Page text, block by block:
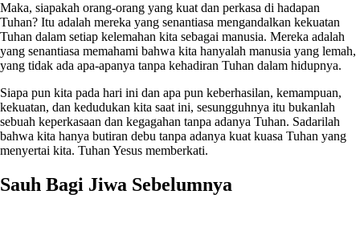
Maka, siapakah orang-orang yang kuat dan perkasa di hadapan
Tuhan? Itu adalah mereka yang senantiasa mengandalkan kekuatan
Tuhan dalam setiap kelemahan kita sebagai manusia. Mereka adalah
yang senantiasa memahami bahwa kita hanyalah manusia yang lemah,
yang tidak ada apa-apanya tanpa kehadiran Tuhan dalam hidupnya.
Siapa pun kita pada hari ini dan apa pun keberhasilan, kemampuan,
kekuatan, dan kedudukan kita saat ini, sesungguhnya itu bukanlah
sebuah keperkasaan dan kegagahan tanpa adanya Tuhan. Sadarilah
bahwa kita hanya butiran debu tanpa adanya kuat kuasa Tuhan yang
menyertai kita. Tuhan Yesus memberkati.
Sauh Bagi Jiwa Sebelumnya